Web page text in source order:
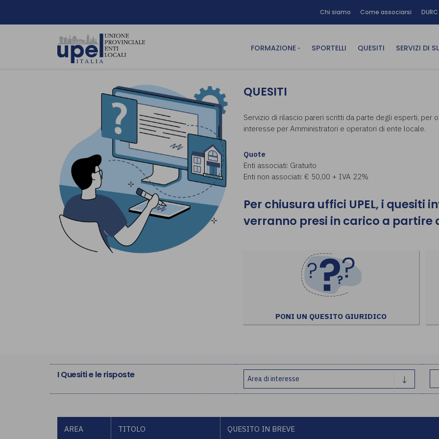
Chi siamo Come associarsi
FORMAZIONE
FAD asincrona (e-learning)
Formazione obbligatoria
Formazione in aula
Piano formativo gratuito
associati
SPORTELLI QUESITI SERVIZI DI
Area
Area
QUESITI
Servizio di rilascio pareri scritti da parte degli esperti, per
interesse per Amministratori e operatori di ente locale.
Quote
Enti associati: Gratuito
Enti non associati: € 50,00 + IVA 22%
Per chiusura uffici UPEL, i quesiti
verranno presi in carico a partire
PONI UN QUESITO GIURIDICO
I Quesiti e le risposte
AREA TITOLO QUESITO IN BREVE